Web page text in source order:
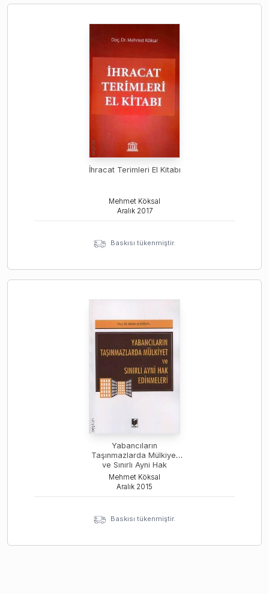
İhracat Terimleri El Kitabı
Mehmet Köksal
Aralık 2017
Baskısı tükenmiştir.
Yabancıların
Taşınmazlarda Mülkiyet
ve Sınırlı Ayni Hak
Edinmeleri
Mehmet Köksal
Aralık 2015
Baskısı tükenmiştir.